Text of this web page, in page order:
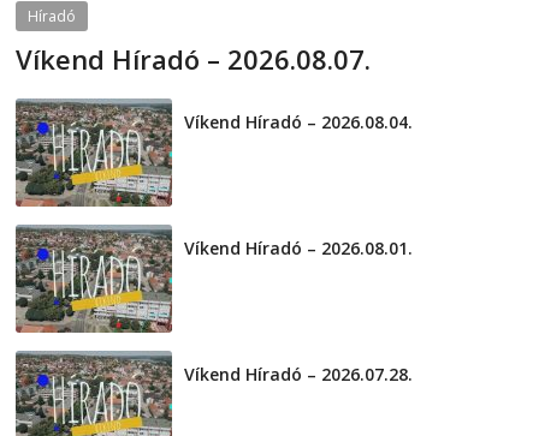
Híradó
Víkend Híradó – 2026.08.07.
Víkend Híradó – 2026.08.04.
Víkend Híradó – 2026.08.01.
Víkend Híradó – 2026.07.28.